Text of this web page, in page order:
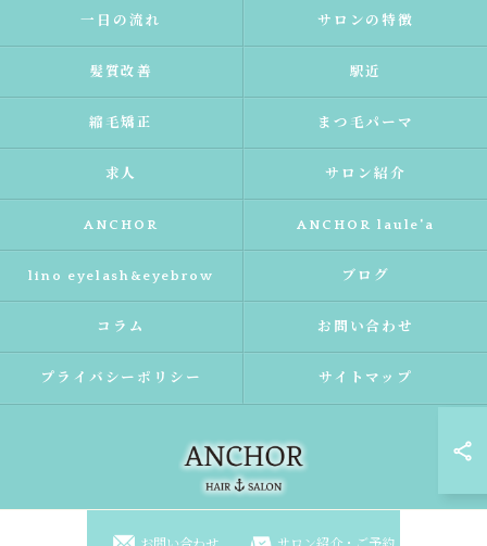
一日の流れ サロンの特徴
髪質改善 駅近
縮毛矯正 まつ毛パーマ
求人 サロン紹介
ANCHOR ANCHOR laule'a
lino eyelash&eyebrow ブログ
コラム お問い合わせ
プライバシーポリシー サイトマップ